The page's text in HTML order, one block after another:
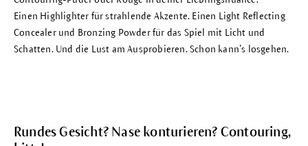
Einen Highlighter für strahlende Akzente. Einen Light Reflecting
Concealerund Bronzing Powderfür das Spiel mit Licht und
Schatten. Und die Lust am Ausprobieren. Schon kannʼs losgehen.
Rundes Gesicht? Nase konturieren? Contouring,